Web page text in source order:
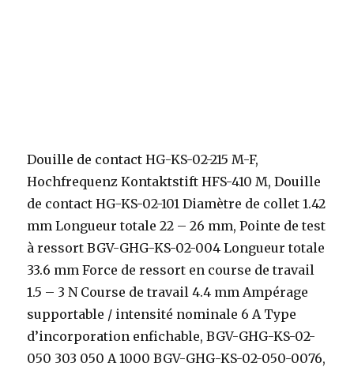
Douille de contact HG-KS-02-215 M-F,
Hochfrequenz Kontaktstift HFS-410 M, Douille
de contact HG-KS-02-101 Diamètre de collet 1.42
mm Longueur totale 22 – 26 mm, Pointe de test
à ressort BGV-GHG-KS-02-004 Longueur totale
33.6 mm Force de ressort en course de travail
1.5 – 3 N Course de travail 4.4 mm Ampérage
supportable / intensité nominale 6 A Type
d’incorporation enfichable, BGV-GHG-KS-02-
050 303 050 A 1000 BGV-GHG-KS-02-050-0076,